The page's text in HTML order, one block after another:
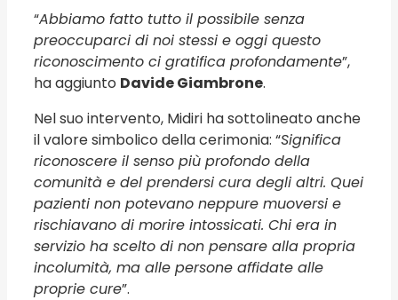
“Abbiamo fatto tutto il possibile senza
preoccuparci di noi stessi e oggi questo
riconoscimento ci gratifica profondamente”,
ha aggiunto Davide Giambrone.
Nel suo intervento, Midiri ha sottolineato anche
il valore simbolico della cerimonia: “Significa
riconoscere il senso più profondo della
comunità e del prendersi cura degli altri. Quei
pazienti non potevano neppure muoversi e
rischiavano di morire intossicati. Chi era in
servizio ha scelto di non pensare alla propria
incolumità, ma alle persone affidate alle
proprie cure”.